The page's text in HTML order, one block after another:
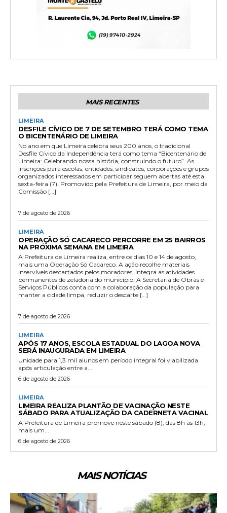
MAIS RECENTES
LIMEIRA
DESFILE CÍVICO DE 7 DE SETEMBRO TERÁ COMO TEMA
O BICENTENÁRIO DE LIMEIRA
No ano em que Limeira celebra seus 200 anos, o tradicional
Desfile Cívico da Independência terá como tema “Bicentenário de
Limeira: Celebrando nossa história, construindo o futuro”. As
inscrições para escolas, entidades, sindicatos, corporações e grupos
organizados interessados em participar seguem abertas até esta
sexta-feira (7). Promovido pela Prefeitura de Limeira, por meio da
Comissão […]
7 de agosto de 2026
LIMEIRA
OPERAÇÃO SÓ CACARECO PERCORRE EM 25 BAIRROS
NA PRÓXIMA SEMANA EM LIMEIRA
A Prefeitura de Limeira realiza, entre os dias 10 e 14 de agosto,
mais uma Operação Só Cacareco. A ação recolhe materiais
inservíveis descartados pelos moradores, integra as atividades
permanentes de zeladoria do município. A Secretaria de Obras e
Serviços Públicos conta com a colaboração da população para
manter a cidade limpa, reduzir o descarte […]
7 de agosto de 2026
LIMEIRA
APÓS 17 ANOS, ESCOLA ESTADUAL DO LAGOA NOVA
SERÁ INAUGURADA EM LIMEIRA
Unidade para 1,3 mil alunos em período integral foi viabilizada
após articulação entre a...
6 de agosto de 2026
LIMEIRA
LIMEIRA REALIZA PLANTÃO DE VACINAÇÃO NESTE
SÁBADO PARA ATUALIZAÇÃO DA CADERNETA VACINAL
A Prefeitura de Limeira promove neste sábado (8), das 8h às 13h,
mais um...
6 de agosto de 2026
MAIS NOTÍCIAS